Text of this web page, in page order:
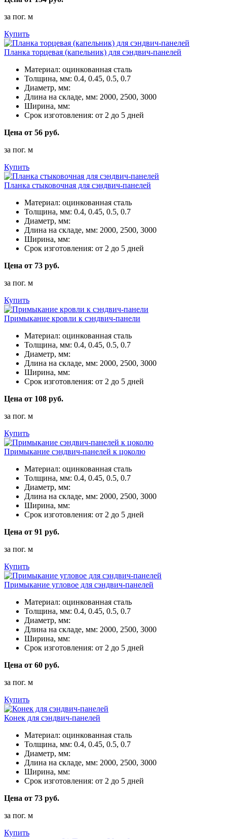
за пог. м
Купить
Планка торцевая (капельник) для сэндвич-панелей
Материал: оцинкованная сталь
Толщина, мм: 0.4, 0.45, 0.5, 0.7
Диаметр, мм:
Длина на складе, мм: 2000, 2500, 3000
Ширина, мм:
Срок изготовления: от 2 до 5 дней
Цена от 56 руб.
за пог. м
Купить
Планка стыковочная для сэндвич-панелей
Материал: оцинкованная сталь
Толщина, мм: 0.4, 0.45, 0.5, 0.7
Диаметр, мм:
Длина на складе, мм: 2000, 2500, 3000
Ширина, мм:
Срок изготовления: от 2 до 5 дней
Цена от 73 руб.
за пог. м
Купить
Примыкание кровли к сэндвич-панели
Материал: оцинкованная сталь
Толщина, мм: 0.4, 0.45, 0.5, 0.7
Диаметр, мм:
Длина на складе, мм: 2000, 2500, 3000
Ширина, мм:
Срок изготовления: от 2 до 5 дней
Цена от 108 руб.
за пог. м
Купить
Примыкание сэндвич-панелей к цоколю
Материал: оцинкованная сталь
Толщина, мм: 0.4, 0.45, 0.5, 0.7
Диаметр, мм:
Длина на складе, мм: 2000, 2500, 3000
Ширина, мм:
Срок изготовления: от 2 до 5 дней
Цена от 91 руб.
за пог. м
Купить
Примыкание угловое для сэндвич-панелей
Материал: оцинкованная сталь
Толщина, мм: 0.4, 0.45, 0.5, 0.7
Диаметр, мм:
Длина на складе, мм: 2000, 2500, 3000
Ширина, мм:
Срок изготовления: от 2 до 5 дней
Цена от 60 руб.
за пог. м
Купить
Конек для сэндвич-панелей
Материал: оцинкованная сталь
Толщина, мм: 0.4, 0.45, 0.5, 0.7
Диаметр, мм:
Длина на складе, мм: 2000, 2500, 3000
Ширина, мм:
Срок изготовления: от 2 до 5 дней
Цена от 73 руб.
за пог. м
Купить